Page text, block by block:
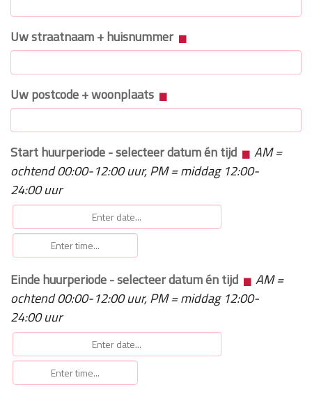
Uw straatnaam + huisnummer
Uw postcode + woonplaats
Start huurperiode - selecteer datum én tijd
AM =
ochtend 00:00-12:00 uur, PM = middag 12:00-
24:00 uur
Einde huurperiode - selecteer datum én tijd
AM =
ochtend 00:00-12:00 uur, PM = middag 12:00-
24:00 uur